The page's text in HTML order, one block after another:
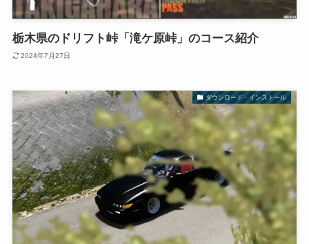
栃木県のドリフト峠「滝ケ原峠」のコース紹介
2024年7月27日
ダウンロード・インストール